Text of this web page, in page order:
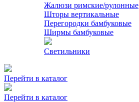
Жалюзи римские/рулонные
Шторы вертикальные
Перегородки бамбуковые
Ширмы бамбуковые
Светильники
Перейти в каталог
Перейти в каталог